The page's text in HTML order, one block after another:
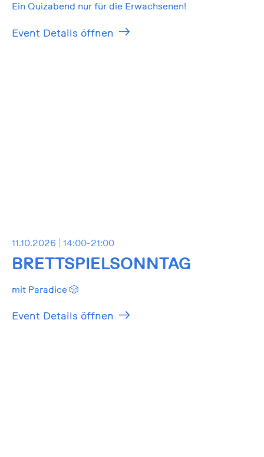
Ein Quizabend nur für die Erwachsenen!
Event Details öffnen
11.10.2026 14:00-21:00
BRETTSPIELSONNTAG
mit Paradice 🎲
Event Details öffnen